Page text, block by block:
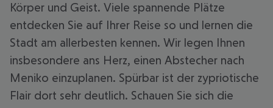
Körper und Geist. Viele spannende Plätze
entdecken Sie auf Ihrer Reise so und lernen die
Stadt am allerbesten kennen. Wir legen Ihnen
insbesondere ans Herz, einen Abstecher nach
Meniko einzuplanen. Spürbar ist der zypriotische
Flair dort sehr deutlich. Schauen Sie sich die